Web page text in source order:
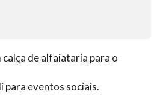
calça de alfaiataria para o
para eventos sociais.